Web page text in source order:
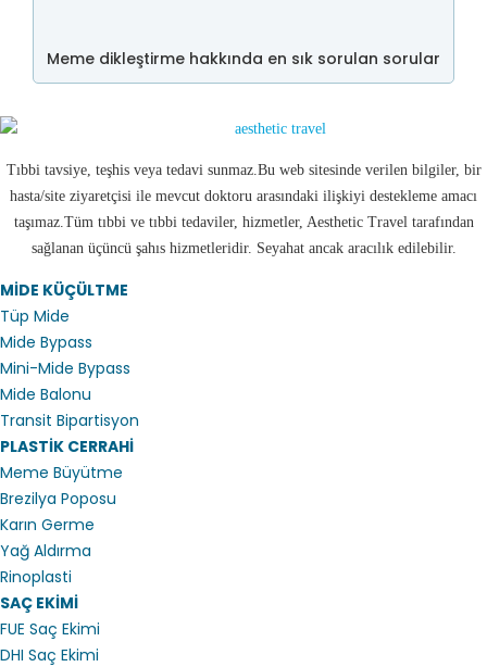
Meme dikleştirme hakkında en sık sorulan sorular
Tıbbi tavsiye, teşhis veya tedavi sunmaz.Bu web sitesinde verilen bilgiler, bir
hasta/site ziyaretçisi ile mevcut doktoru arasındaki ilişkiyi destekleme amacı
taşımaz.Tüm tıbbi ve tıbbi tedaviler, hizmetler, Aesthetic Travel tarafından
sağlanan üçüncü şahıs hizmetleridir. Seyahat ancak aracılık edilebilir.
MİDE KÜÇÜLTME
Tüp Mide
Mide Bypass
Mini-Mide Bypass
Mide Balonu
Transit Bipartisyon
PLASTİK CERRAHİ
Meme Büyütme
Brezilya Poposu
Karın Germe
Yağ Aldırma
Rinoplasti
SAÇ EKİMİ
FUE Saç Ekimi
DHI Saç Ekimi